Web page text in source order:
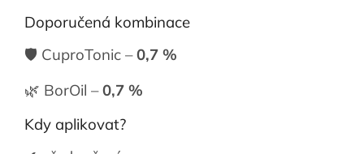
Doporučená kombinace
🛡️ CuproTonic –0,7 %
🌿 BorOil –0,7 %
Kdy aplikovat?